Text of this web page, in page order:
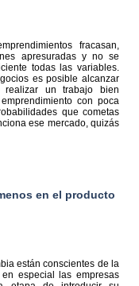
fracasan,
apresuradas y no se
todas las variables.
es posible alcanzar
un trabajo bien
con poca
que cometas
ese mercado, quizás
en el producto
están conscientes de la
especial las empresas